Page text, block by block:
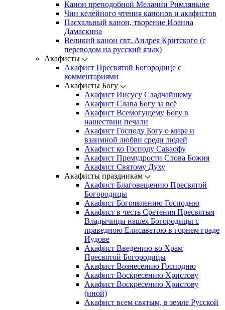
Канон преподобной Мелании Римляныне
Чин келейного чтения канонов и акафистов
Пасхальный канон, творение Иоанна
Дамаскина
Великий канон свт. Андрея Критского (с
переводом на русский язык)
Акафисты
Акафист Пресвятой Богородице с
комментариями
Акафисты Богу
Акафист Иисусу Сладчайшему
Акафист Слава Богу за всё
Акафист Всемогущему Богу в
нашествии печали
Акафист Господу Богу о мире и
взаимной любви среди людей
Акафист ко Господу Саваофу
Акафист Премудрости Слова Божия
Акафист Святому Духу
Акафисты праздникам
Акафист Благовещению Пресвятой
Богородицы
Акафист Богоявлению Господню
Акафист в честь Сретения Пресвятыя
Владычицы нашея Богородицы с
праведною Елисаветою в горнем граде
Иудове
Акафист Введению во Храм
Пресвятой Богородицы
Акафист Вознесению Господню
Акафист Воскресению Христову
Акафист Воскресению Христову
(иной)
Акафист всем святым, в земле Русской